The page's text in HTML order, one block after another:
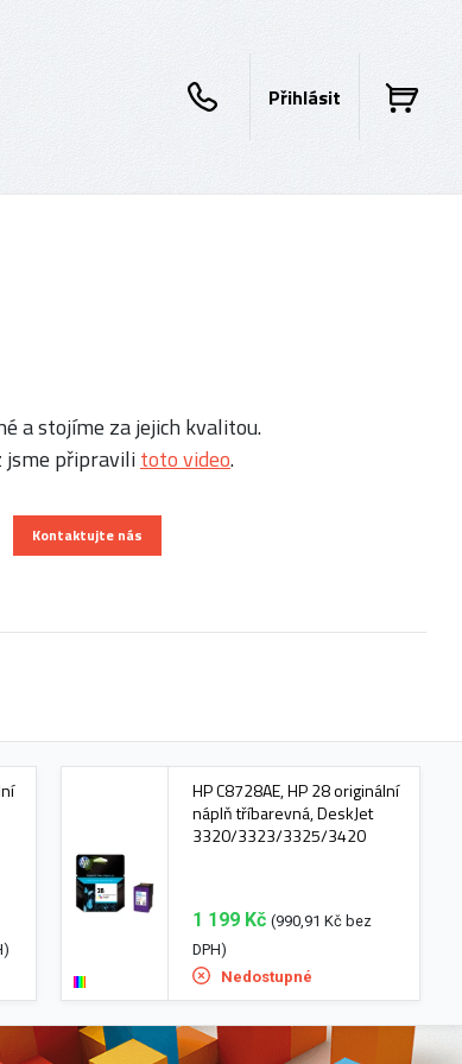
Přihlásit
a stojíme za jejich kvalitou.
jsme připravilitoto video.
Kontaktujte nás
HP C8728AE, HP 28 originální
náplň tříbarevná, DeskJet
3320/3323/3325/3420
1 199 Kč (990,91 Kč bez
DPH)
Nedostupné